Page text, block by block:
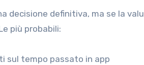
decisione definitiva, ma se la
più probabili:
sul tempo passato in app